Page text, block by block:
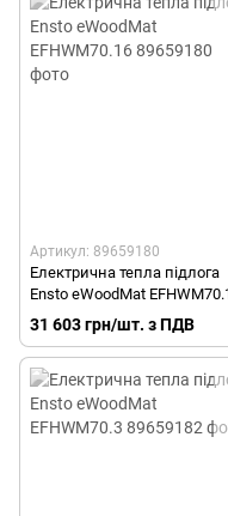
Артикул: 89659180
Електрична тепла підлога
Ensto eWoodMat
31 603 грн/шт. з ПДВ